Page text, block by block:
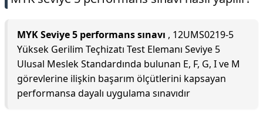
MYK Seviye 5 performans sınavı , 12UMS0219-5
Yüksek Gerilim Teçhizatı Test Elemanı Seviye 5
Ulusal Meslek Standardında bulunan E, F, G, I ve M
görevlerine ilişkin başarım ölçütlerini kapsayan
performansa dayalı uygulama sınavıdır